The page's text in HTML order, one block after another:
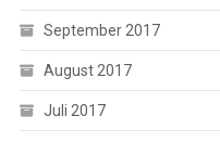
September 2017
August 2017
Juli 2017